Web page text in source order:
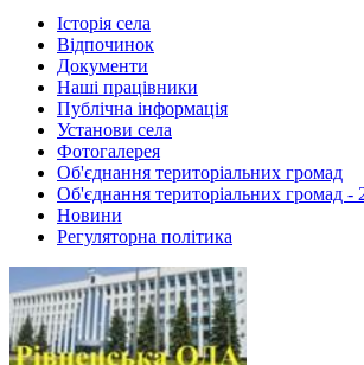
Історія села
Відпочинок
Документи
Наші працівники
Публічна інформація
Установи села
Фотогалерея
Об'єднання територіальних громад
Об'єднання територіальних громад -
Новини
Регуляторна політика